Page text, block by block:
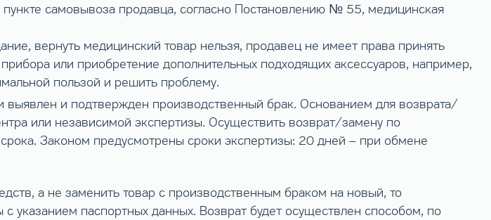
самовывоза продавца, согласно Постановлению № 55, медицинская
вернуть медицинский товар нельзя, продавец не имеет права принять
или приобретение дополнительных подходящих аксессуаров, например,
пользой и решить проблему.
выявлен и подтвержден производственный брак. Основанием для возврата/
или независимой экспертизы. Осуществить возврат/замену по
Законом предусмотрены сроки экспертизы: 20 дней – при обмене
а не заменить товар с производственным браком на новый, то
указанием паспортных данных. Возврат будет осуществлен способом, по